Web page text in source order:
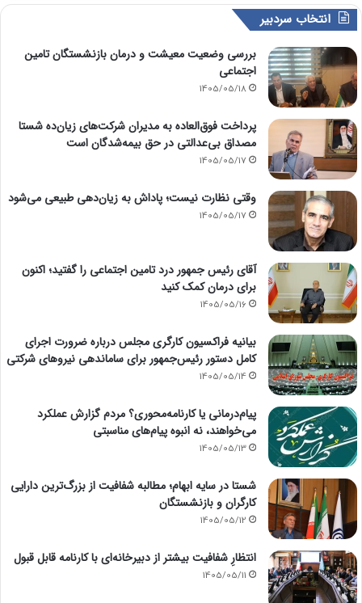
انتخاب سردبیر
بررسی وضعیت معیشت و درمان بازنشستگان تامین
اجتماعی
1405/05/18
پرداخت فوق‌العاده به مدیران شرکت‌های زیان‌ده شستا
مصداق بی‌عدالتی در حق بیمه‌شدگان است
1405/05/17
وقتی نظارت نیست؛ پاداش به زیان‌دهی طبیعی می‌شود
1405/05/17
آقای رئیس جمهور درد تامین اجتماعی را گفتید؛ اکنون
برای درمان کمک کنید
1405/05/16
بیانیه فراکسیون کارگری مجلس درباره ضرورت اجرای
کامل دستور رئیس‌جمهور برای ساماندهی نیروهای شرکتی
1405/05/14
پیام‌درمانی یا کارنامه‌محوری؟ مردم گزارش عملکرد
می‌خواهند، نه انبوه پیام‌های مناسبتی
1405/05/13
شستا در سایه ابهام؛ مطالبه شفافیت از بزرگ‌ترین دارایی
کارگران و بازنشستگان
1405/05/12
انتظارِ شفافیت بیشتر از دبیرخانه‌ای با کارنامه قابل قبول
1405/05/11